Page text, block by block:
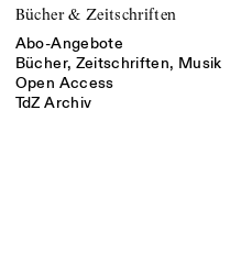
Bücher & Zeitschriften
Abo-Angebote
Bücher, Zeitschriften, Musik
Open Access
TdZ Archiv